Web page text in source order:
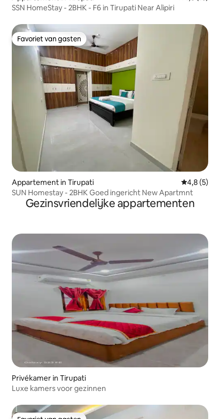
SSN HomeStay - 2BHK - F6 in Tirupati Near Alipiri
Favoriet van gasten
Favoriet van gasten
Appartement in Tirupati
4,8 (5)
SUN Homestay - 2BHK Goed ingericht New Apartmnt
Gezinsvriendelijke appartementen
Privékamer in Tirupati
Luxe kamers voor gezinnen